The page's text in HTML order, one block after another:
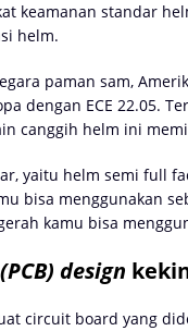
keamanan standar
helm.
paman sam,
dengan ECE 22.05.
canggih helm ini
yaitu helm semi full
bisa menggunakan
kamu bisa
design
circuit board yang